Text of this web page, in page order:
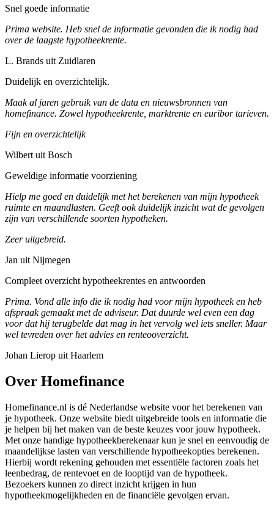
Snel goede informatie
Prima website. Heb snel de informatie gevonden die ik nodig had
over de laagste hypotheekrente.
L. Brands uit Zuidlaren
Duidelijk en overzichtelijk.
Maak al jaren gebruik van de data en nieuwsbronnen van
homefinance. Zowel hypotheekrente, marktrente en euribor tarieven.
Fijn en overzichtelijk
Wilbert uit Bosch
Geweldige informatie voorziening
Hielp me goed en duidelijk met het berekenen van mijn hypotheek
ruimte en maandlasten. Geeft ook duidelijk inzicht wat de gevolgen
zijn van verschillende soorten hypotheken.
Zeer uitgebreid.
Jan uit Nijmegen
Compleet overzicht hypotheekrentes en antwoorden
Prima. Vond alle info die ik nodig had voor mijn hypotheek en heb
afspraak gemaakt met de adviseur. Dat duurde wel even een dag
voor dat hij terugbelde dat mag in het vervolg wel iets sneller. Maar
wel tevreden over het advies en renteooverzicht.
Johan Lierop uit Haarlem
Over Homefinance
Homefinance.nl is dé Nederlandse website voor het berekenen van
je hypotheek. Onze website biedt uitgebreide tools en informatie die
je helpen bij het maken van de beste keuzes voor jouw hypotheek.
Met onze handige hypotheekberekenaar kun je snel en eenvoudig de
maandelijkse lasten van verschillende hypotheekopties berekenen.
Hierbij wordt rekening gehouden met essentiële factoren zoals het
leenbedrag, de rentevoet en de looptijd van de hypotheek.
Bezoekers kunnen zo direct inzicht krijgen in hun
hypotheekmogelijkheden en de financiële gevolgen ervan.